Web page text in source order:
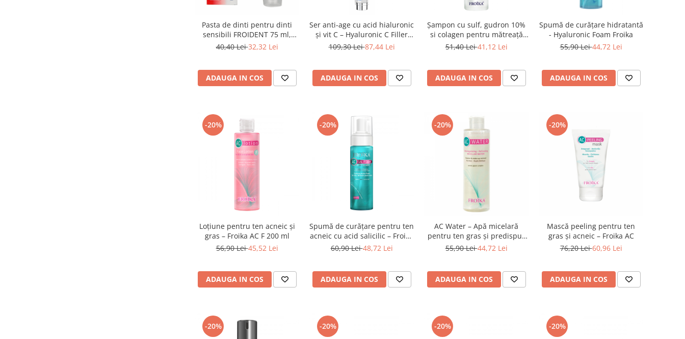
Pasta de dinti pentru dinti
sensibili FROIDENT 75 ml,
Froika
40,40 Lei32,32 Lei
ADAUGA IN COS
Ser anti-age cu acid hialuronic
și vit C – Hyaluronic C Filler
Froika
109,30 Lei87,44 Lei
ADAUGA IN COS
Șampon cu sulf, gudron 10%
si colagen pentru mătreață
grasa si par fragil – Froika
51,40 Lei41,12 Lei
ADAUGA IN COS
Spumă de curățare hidratantă
- Hyaluronic Foam Froika
55,90 Lei44,72 Lei
ADAUGA IN COS
-20%
Loțiune pentru ten acneic și
gras – Froika AC F 200 ml
56,90 Lei45,52 Lei
ADAUGA IN COS
-20%
Spumă de curățare pentru ten
acneic cu acid salicilic – Froika
AC Sal Foam
60,90 Lei48,72 Lei
ADAUGA IN COS
-20%
AC Water – Apă micelară
pentru ten gras și predispus
la acnee
55,90 Lei44,72 Lei
ADAUGA IN COS
-20%
Mască peeling pentru ten
gras și acneic – Froika AC
76,20 Lei60,96 Lei
ADAUGA IN COS
-20% -20% -20% -20%